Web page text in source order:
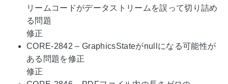
リームコードがデータストリームを誤って切り詰め
る問題
修正
CORE-2842 – GraphicsStateがnullになる可能性が
ある問題を修正
修正